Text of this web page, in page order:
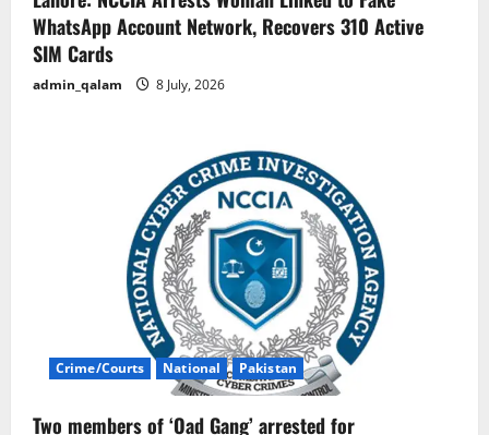
WhatsApp Account Network, Recovers 310 Active
SIM Cards
admin_qalam 8 July, 2026
Crime/Courts National Pakistan
Two members of ‘Oad Gang’ arrested for